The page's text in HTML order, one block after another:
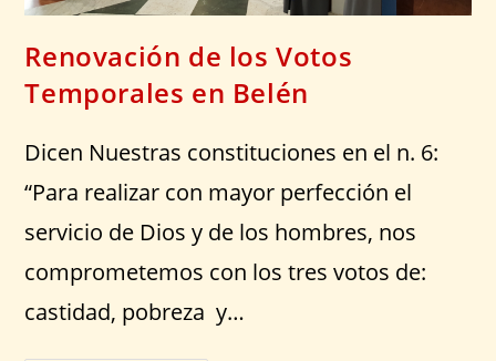
Renovación de los Votos
Temporales en Belén
Dicen Nuestras constituciones en el n. 6:
“Para realizar con mayor perfección el
servicio de Dios y de los hombres, nos
comprometemos con los tres votos de:
castidad, pobreza y…